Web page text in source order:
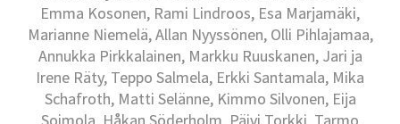
Emma Kosonen, Rami Lindroos, Esa Marjamäki,
Marianne Niemelä, Allan Nyyssönen, Olli Pihlajamaa,
Annukka Pirkkalainen, Markku Ruuskanen, Jari ja
Irene Räty, Teppo Salmela, Erkki Santamala, Mika
Schafroth, Matti Selänne, Kimmo Silvonen, Eija